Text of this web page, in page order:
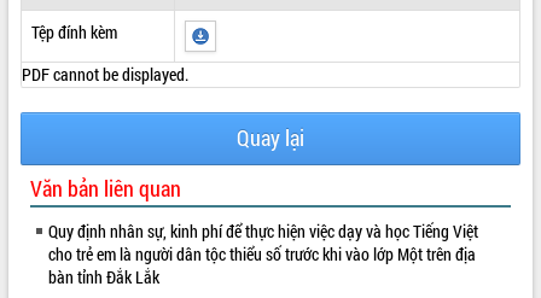
Tệp đính kèm
PDF cannot be displayed.
Quay lại
Văn bản liên quan
Quy định nhân sự, kinh phí để thực hiện việc dạy và học Tiếng Việt
cho trẻ em là người dân tộc thiểu số trước khi vào lớp Một trên địa
bàn tỉnh Đắk Lắk